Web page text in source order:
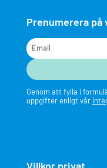
Prenumerera
Email
Genom att fylla i
uppgifter enligt vår